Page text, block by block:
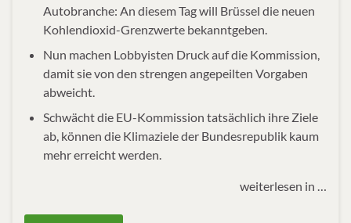
Autobranche: An diesem Tag will Brüssel die neuen
Kohlendioxid-Grenzwerte bekanntgeben.
Nun machen Lobbyisten Druck auf die Kommission,
damit sie von den strengen angepeilten Vorgaben
abweicht.
Schwächt die EU-Kommission tatsächlich ihre Ziele
ab, können die Klimaziele der Bundesrepublik kaum
mehr erreicht werden.
weiterlesen in …